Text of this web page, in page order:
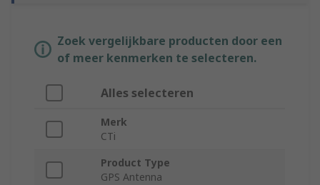
Zoek vergelijkbare producten door een
of meer kenmerken te selecteren.
Alles selecteren
Merk
CTi
Product Type
GPS Antenna